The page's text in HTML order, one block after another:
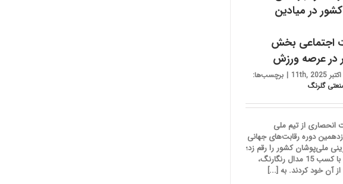
کشور در میادین
اجتماعی بخش
عرصه ورزش
اکتبر 11th, 2025 | برچسب‌ها:
گلرنگ
انحصاری از تیم ملی
دوره رقابت‌های جهانی
ملی‌پوشان کشور را رقم زد؛
مدال آوران تیم ملی با کسب 15 مدال رنگارنگ،
آن خود کردند. به [...]